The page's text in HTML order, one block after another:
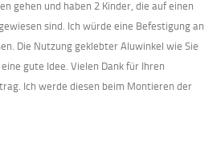
gehen und haben 2 Kinder, die auf einen
sind. Ich würde eine Befestigung an
Die Nutzung geklebter Aluwinkel wie Sie
gute Idee. Vielen Dank für Ihren
Ich werde diesen beim Montieren der